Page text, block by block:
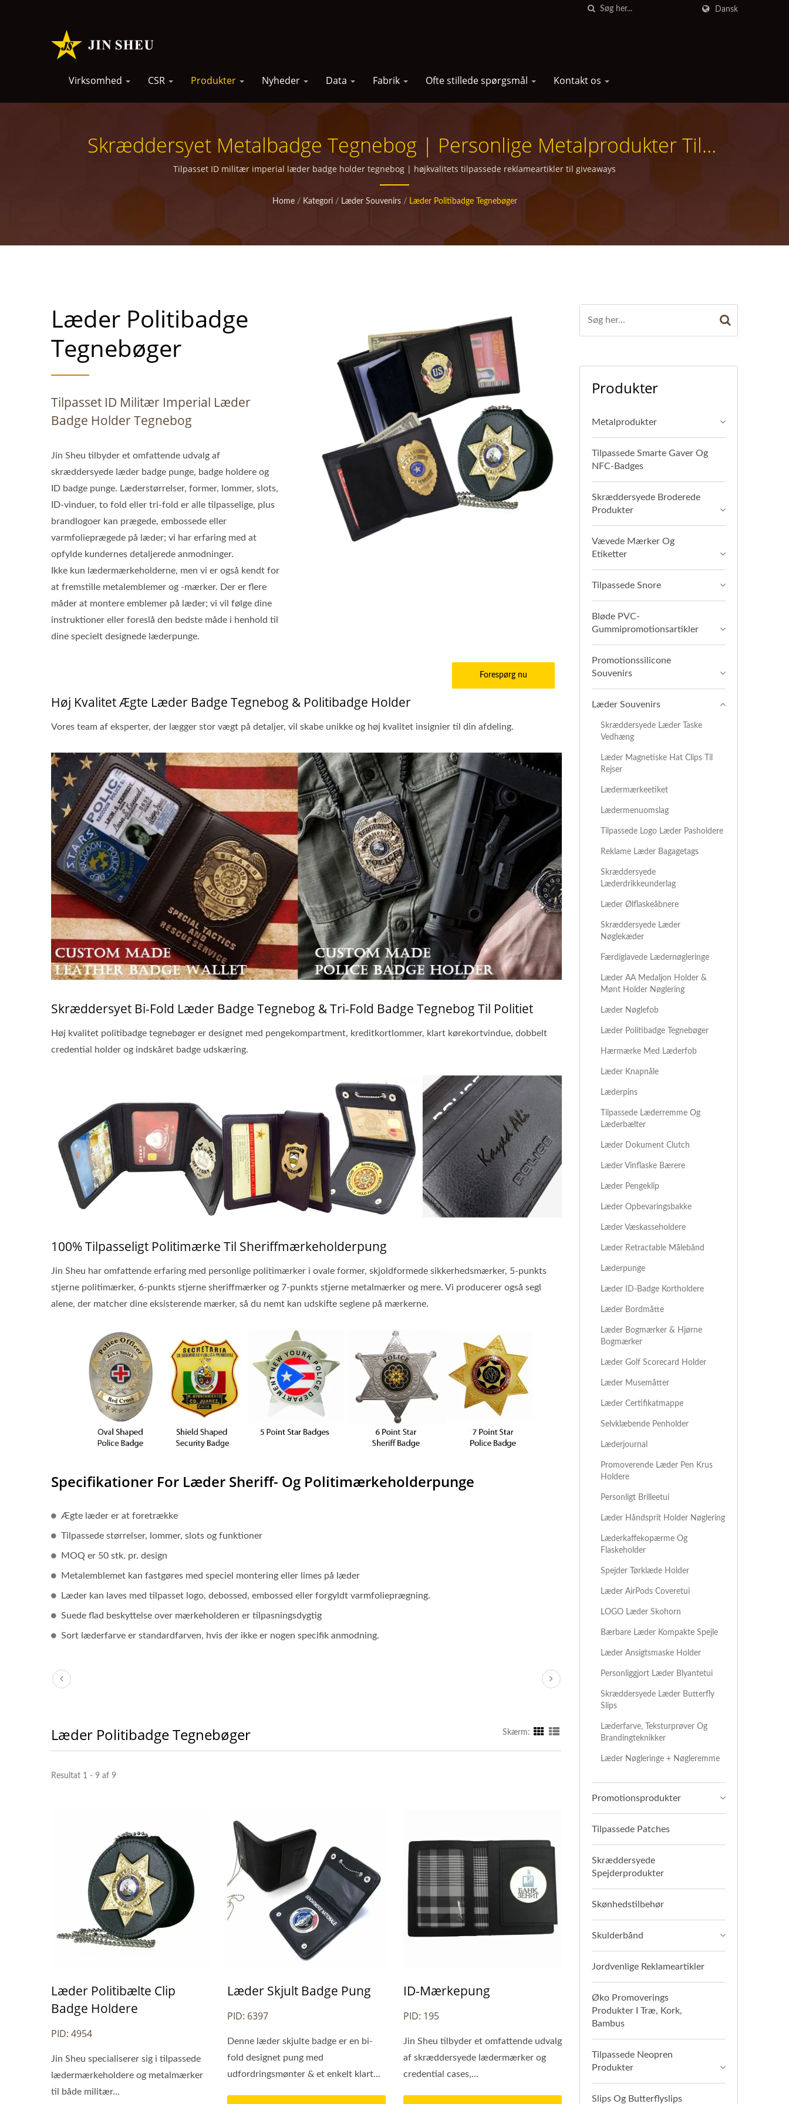
Dansk
Virksomhed CSR Produkter Nyheder Data Fabrik Ofte stillede spørgsmål Kontakt os
Skræddersyet Metalbadge Tegnebog | Personlige Metalprodukter Til
Marketingkampagner
Tilpasset ID militær imperial læder badge holder tegnebog | højkvalitets tilpassede reklameartikler til giveaways
Home / Kategori / Læder Souvenirs / Læder Politibadge Tegnebøger
Læder Politibadge
Tegnebøger
Tilpasset ID Militær Imperial Læder
Badge Holder Tegnebog
Jin Sheu tilbyder et omfattende udvalg af
skræddersyede læder badge punge, badge holdere og
ID badge punge. Læderstørrelser, former, lommer, slots,
ID-vinduer, to fold eller tri-fold er alle tilpasselige, plus
brandlogoer kan prægede, embossede eller
varmfolieprægede på læder; vi har erfaring med at
opfylde kundernes detaljerede anmodninger.
Ikke kun lædermærkeholderne, men vi er også kendt for
at fremstille metalemblemer og -mærker. Der er flere
måder at montere emblemer på læder; vi vil følge dine
instruktioner eller foreslå den bedste måde i henhold til
dine specielt designede læderpunge.
Forespørg nu
Høj Kvalitet Ægte Læder Badge Tegnebog & Politibadge Holder
Vores team af eksperter, der lægger stor vægt på detaljer, vil skabe unikke og høj kvalitet insignier til din afdeling.
Skræddersyet Bi-Fold Læder Badge Tegnebog & Tri-Fold Badge Tegnebog Til Politiet
Høj kvalitet politibadge tegnebøger er designet med pengekompartment, kreditkortlommer, klart kørekortvindue, dobbelt
credential holder og indskåret badge udskæring.
100% Tilpasseligt Politimærke Til Sheriffmærkeholderpung
Jin Sheu har omfattende erfaring med personlige politimærker i ovale former, skjoldformede sikkerhedsmærker, 5-punkts
stjerne politimærker, 6-punkts stjerne sheriffmærker og 7-punkts stjerne metalmærker og mere. Vi producerer også segl
alene, der matcher dine eksisterende mærker, så du nemt kan udskifte seglene på mærkerne.
Specifikationer For Læder Sheriff- Og Politimærkeholderpunge
Ægte læder er at foretrække
Tilpassede størrelser, lommer, slots og funktioner
MOQ er 50 stk. pr. design
Metalemblemet kan fastgøres med speciel montering eller limes på læder
Læder kan laves med tilpasset logo, debossed, embossed eller forgyldt varmfolieprægning.
Suede flad beskyttelse over mærkeholderen er tilpasningsdygtig
Sort læderfarve er standardfarven, hvis der ikke er nogen specifik anmodning.
Læder Politibadge Tegnebøger Skærm:
Resultat 1 - 9 af 9
Læder Politibælte Clip
Badge Holdere
PID: 4954
Jin Sheu specialiserer sig i tilpassede
lædermærkeholdere og metalmærker
til både militær...
Læder Skjult Badge Pung
PID: 6397
Denne læder skjulte badge er en bi-
fold designet pung med
udfordringsmønter & et enkelt klart...
ID-Mærkepung
PID: 195
Jin Sheu tilbyder et omfattende udvalg
af skræddersyede lædermærker og
credential cases,...
Produkter
Metalprodukter
Tilpassede Smarte Gaver Og
NFC-Badges
Skræddersyede Broderede
Produkter
Vævede Mærker Og
Etiketter
Tilpassede Snore
Bløde PVC-
Gummipromotionsartikler
Promotionssilicone
Souvenirs
Læder Souvenirs
Skræddersyede Læder Taske
Vedhæng
Læder Magnetiske Hat Clips Til
Rejser
Lædermærkeetiket
Lædermenuomslag
Tilpassede Logo Læder Pasholdere
Reklame Læder Bagagetags
Skræddersyede
Læderdrikkeunderlag
Læder Ølflaskeåbnere
Skræddersyede Læder
Nøglekæder
Færdiglavede Lædernøgleringe
Læder AA Medaljon Holder &
Mønt Holder Nøglering
Læder Nøglefob
Læder Politibadge Tegnebøger
Hærmærke Med Læderfob
Læder Knapnåle
Læderpins
Tilpassede Læderremme Og
Læderbælter
Læder Dokument Clutch
Læder Vinflaske Bærere
Læder Pengeklip
Læder Opbevaringsbakke
Læder Væskasseholdere
Læder Retractable Målebånd
Læderpunge
Læder ID-Badge Kortholdere
Læder Bordmåtte
Læder Bogmærker & Hjørne
Bogmærker
Læder Golf Scorecard Holder
Læder Musemåtter
Læder Certifikatmappe
Selvklæbende Penholder
Læderjournal
Promoverende Læder Pen Krus
Holdere
Personligt Brilleetui
Læder Håndsprit Holder Nøglering
Læderkaffekopærme Og
Flaskeholder
Spejder Tørklæde Holder
Læder AirPods Coveretui
LOGO Læder Skohorn
Bærbare Læder Kompakte Spejle
Læder Ansigtsmaske Holder
Personliggjort Læder Blyantetui
Skræddersyede Læder Butterfly
Slips
Læderfarve, Teksturprøver Og
Brandingteknikker
Læder Nøgleringe + Nøgleremme
Promotionsprodukter
Tilpassede Patches
Skræddersyede
Spejderprodukter
Skønhedstilbehør
Skulderbånd
Jordvenlige Reklameartikler
Øko Promoverings
Produkter I Træ, Kork,
Bambus
Tilpassede Neopren
Produkter
Slips Og Butterflyslips